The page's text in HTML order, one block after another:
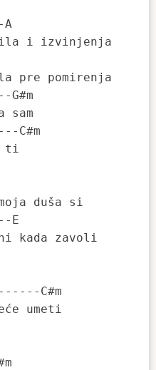
i izvinjenja
pre pomirenja
sam
C#m
ti
duša si
E
kada zavoli
C#m
umeti